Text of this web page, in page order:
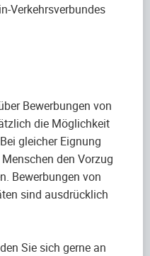
Verkehrsverbundes
Bewerbungen von
die Möglichkeit
gleicher Eignung
den Vorzug
Bewerbungen von
sind ausdrücklich
Sie sich gerne an